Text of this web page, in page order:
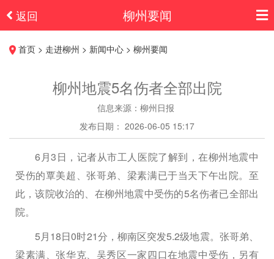
返回 柳州要闻
首页 > 走进柳州 > 新闻中心 > 柳州要闻
柳州地震5名伤者全部出院
信息来源：柳州日报
发布日期： 2026-06-05 15:17
6月3日，记者从市工人医院了解到，在柳州地震中
受伤的覃美超、张哥弟、梁素满已于当天下午出院。至
此，该院收治的、在柳州地震中受伤的5名伤者已全部出
院。
5月18日0时21分，柳南区突发5.2级地震。张哥弟、
梁素满、张华克、吴秀区一家四口在地震中受伤，另有